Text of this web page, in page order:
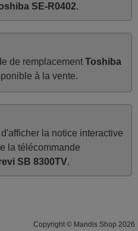
FRANCE
Joel,
Un avis provisoire avait été
SE-R0402.
de remplacement Toshiba
à la vente.
d'afficher la notice interactive
la télécommande
SB 8300TV.
Copyright © Mandis Shop 2026